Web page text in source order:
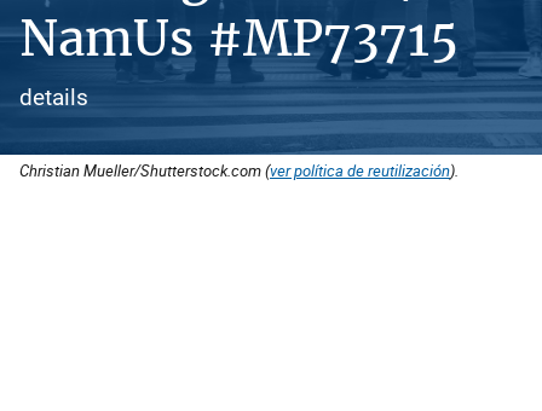
NamUs #MP73715
details
Christian Mueller/Shutterstock.com (ver política de reutilización).